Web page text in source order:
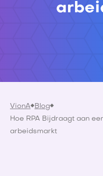
VionA
Blog
Hoe RPA Bijdraagt aan
arbeidsmarkt